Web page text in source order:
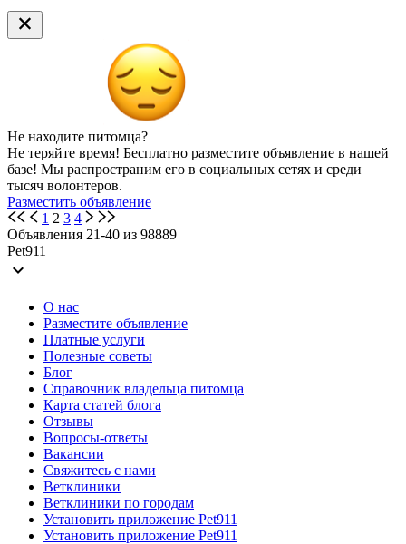
Не находите питомца?
Не теряйте время! Бесплатно разместите объявление в нашей
базе! Мы распространим его в социальных сетях и среди
тысяч волонтеров.
Разместить объявление
1 2 3 4
Объявления 21-40 из 98889
Pet911
expand_more
О нас
Разместите объявление
Платные услуги
Полезные советы
Блог
Справочник владельца питомца
Карта статей блога
Отзывы
Вопросы-ответы
Вакансии
Свяжитесь с нами
Ветклиники
Ветклиники по городам
Установить приложение Pet911
Установить приложение Pet911